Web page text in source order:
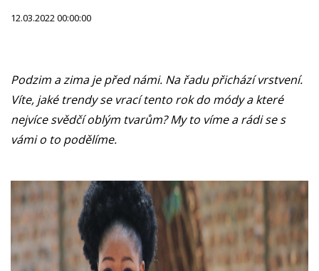
12.03.2022 00:00:00
Podzim a zima je před námi. Na řadu přichází vrstvení.
Víte, jaké trendy se vrací tento rok do módy a které
nejvíce svědčí oblým tvarům? My to víme a rádi se s
vámi o to podělíme.